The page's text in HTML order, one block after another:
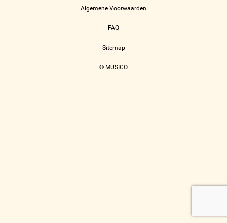
Algemene Voorwaarden
FAQ
Sitemap
© MUSICO